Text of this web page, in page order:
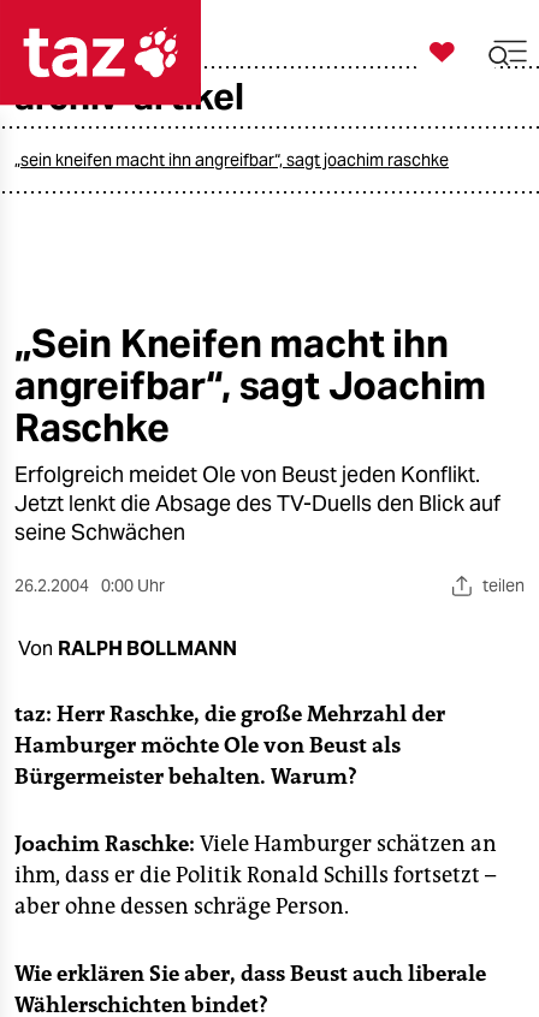
taz zahl ich
öko
gesellschaft
kultur
sport
berlin
nord
wahrheit
verlag
verlag
veranstaltungen
shop
fragen & hilfe
abo

taz zahl ich
archiv-artikel
„sein kneifen macht ihn angreifbar“, sagt joachim raschke
„Sein Kneifen macht ihn
angreifbar“, sagt Joachim
Raschke
Erfolgreich meidet Ole von Beust jeden Konflikt.
Jetzt lenkt die Absage des TV-Duells den Blick auf
seine Schwächen
26.2.2004 0:00 Uhr teilen
Von RALPH BOLLMANN
taz: Herr Raschke, die große Mehrzahl der
Hamburger möchte Ole von Beust als
Bürgermeister behalten. Warum?
Joachim Raschke: Viele Hamburger schätzen an
ihm, dass er die Politik Ronald Schills fortsetzt –
aber ohne dessen schräge Person.
Wie erklären Sie aber, dass Beust auch liberale
Wählerschichten bindet?